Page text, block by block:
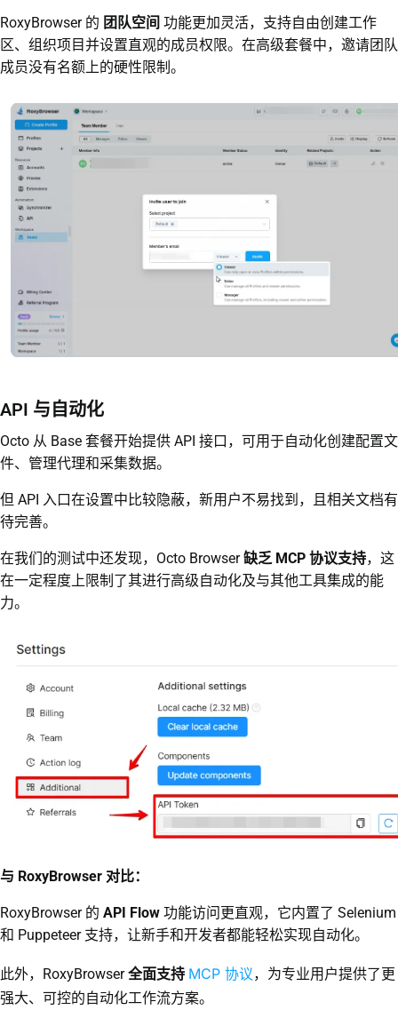
RoxyBrowser 的 团队空间 功能更加灵活，支持自由创建工作
区、组织项目并设置直观的成员权限。在高级套餐中，邀请团队
成员没有名额上的硬性限制。
API 与自动化
Octo 从 Base 套餐开始提供 API 接口，可用于自动化创建配置文
件、管理代理和采集数据。
但 API 入口在设置中比较隐蔽，新用户不易找到，且相关文档有
待完善。
在我们的测试中还发现，Octo Browser缺乏 MCP 协议支持，这
在一定程度上限制了其进行高级自动化及与其他工具集成的能
力。
与 RoxyBrowser 对比：
RoxyBrowser 的 API Flow 功能访问更直观，它内置了 Selenium
和 Puppeteer 支持，让新手和开发者都能轻松实现自动化。
此外，RoxyBrowser全面支持 MCP 协议，为专业用户提供了更
强大、可控的自动化工作流方案。